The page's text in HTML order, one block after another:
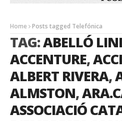
Home Posts tagged Telefónica
TAG:ABELLÓ
ACCENTURE,
ALBERT RIVERA,
ALMSTON,
ASSOCIACIÓ